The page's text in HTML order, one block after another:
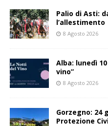
Palio di Asti:
l’allestimento
8 Agosto 2026
Alba: lunedì
vino”
8 Agosto 2026
Gorzegno: 24
Protezione